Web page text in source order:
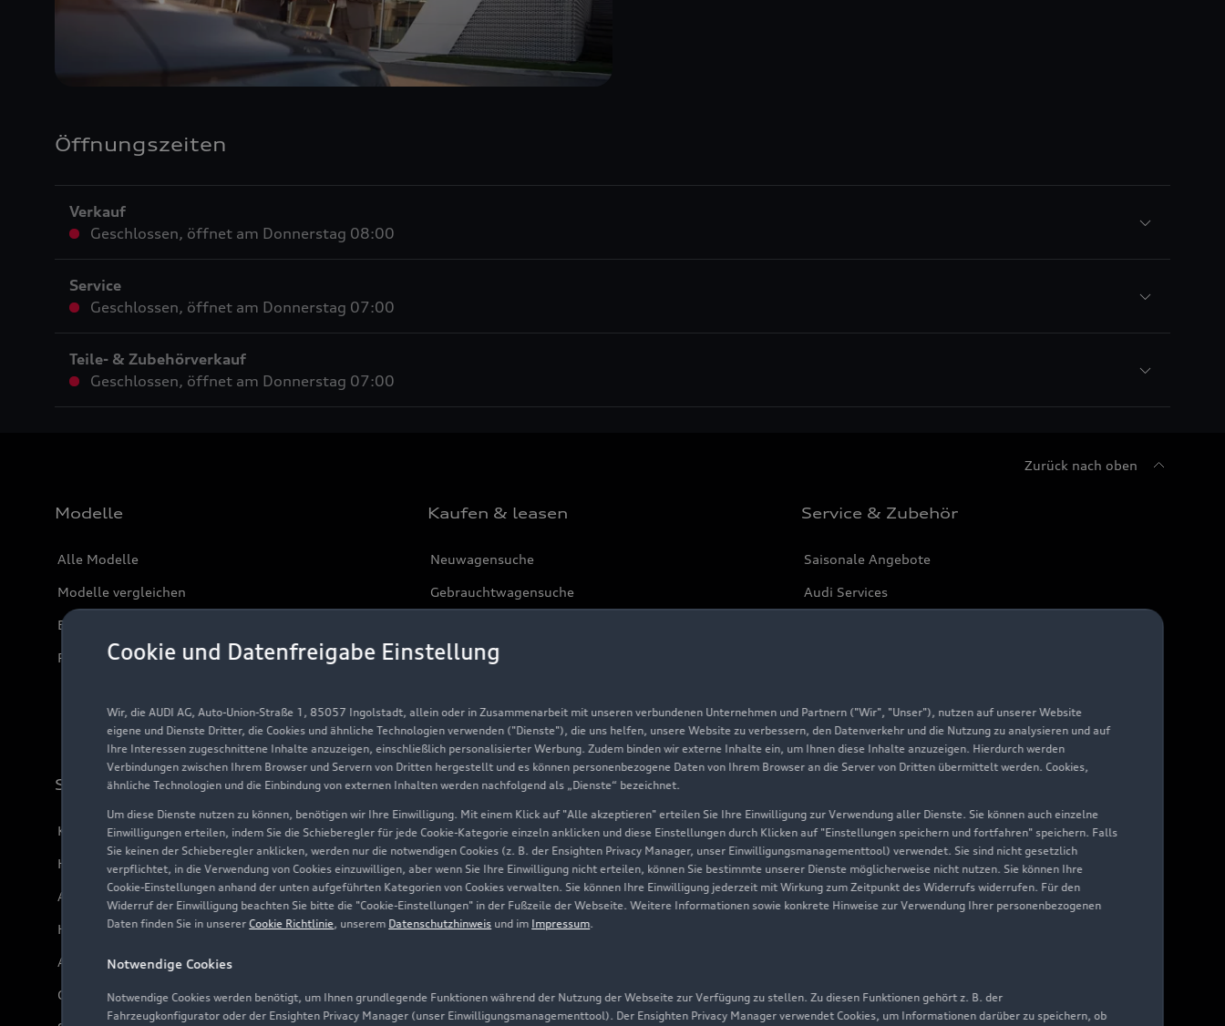
Cookie und Datenfreigabe Einstellung
Wir, die AUDI AG, Auto-Union-Straße 1, 85057 Ingolstadt, allein oder in Zusammenarbeit mit unseren verbundenen Unternehmen und Partnern ("Wir", "Unser"), nutzen auf unserer Website
eigene und Dienste Dritter, die Cookies und ähnliche Technologien verwenden ("Dienste"), die uns helfen, unsere Website zu verbessern, den Datenverkehr und die Nutzung zu analysieren und auf
Ihre Interessen zugeschnittene Inhalte anzuzeigen, einschließlich personalisierter Werbung. Zudem binden wir externe Inhalte ein, um Ihnen diese Inhalte anzuzeigen. Hierdurch werden
Verbindungen zwischen Ihrem Browser und Servern von Dritten hergestellt und es können personenbezogene Daten von Ihrem Browser an die Server von Dritten übermittelt werden. Cookies,
ähnliche Technologien und die Einbindung von externen Inhalten werden nachfolgend als „Dienste“ bezeichnet.
Um diese Dienste nutzen zu können, benötigen wir Ihre Einwilligung. Mit einem Klick auf "Alle akzeptieren" erteilen Sie Ihre Einwilligung zur Verwendung aller Dienste. Sie können auch einzelne
Einwilligungen erteilen, indem Sie die Schieberegler für jede Cookie-Kategorie einzeln anklicken und diese Einstellungen durch Klicken auf "Einstellungen speichern und fortfahren" speichern. Falls
Sie keinen der Schieberegler anklicken, werden nur die notwendigen Cookies (z. B. der Ensighten Privacy Manager, unser Einwilligungsmanagementtool) verwendet. Sie sind nicht gesetzlich
verpflichtet, in die Verwendung von Cookies einzuwilligen, aber wenn Sie Ihre Einwilligung nicht erteilen, können Sie bestimmte unserer Dienste möglicherweise nicht nutzen. Sie können Ihre
Cookie-Einstellungen anhand der unten aufgeführten Kategorien von Cookies verwalten. Sie können Ihre Einwilligung jederzeit mit Wirkung zum Zeitpunkt des Widerrufs widerrufen. Für den
Widerruf der Einwilligung beachten Sie bitte die "Cookie-Einstellungen" in der Fußzeile der Webseite. Weitere Informationen sowie konkrete Hinweise zur Verwendung Ihrer personenbezogenen
Daten finden Sie in unsererCookie Richtlinie, unserem Datenschutzhinweis und im Impressum.
Notwendige Cookies
Notwendige Cookies werden benötigt, um Ihnen grundlegende Funktionen während der Nutzung der Webseite zur Verfügung zu stellen. Zu diesen Funktionen gehört z. B. der
Fahrzeugkonfigurator oder der Ensighten Privacy Manager (unser Einwilligungsmanagementtool). Der Ensighten Privacy Manager verwendet Cookies, um Informationen darüber zu speichern, ob
Öffnungszeiten
Verkauf
Geschlossen, öffnet am Donnerstag 08:00
Service
Geschlossen, öffnet am Donnerstag 07:00
Teile- & Zubehörverkauf
Geschlossen, öffnet am Donnerstag 07:00
Zurück nach oben
Modelle
Alle Modelle
Modelle vergleichen
Elektromodelle
Plug-in-Hybride
Kaufen & leasen
Neuwagensuche
Gebrauchtwagensuche
Finanzierung
Geschäftskunden
Service & Zubehör
Saisonale Angebote
Audi Services
Support
Kundenservice
Händlersuche
Audi Code
Häufige Fragen (FAQ)
Audi Online Beratung
Online-Terminvereinbarung
Über Audi
Unternehmen
Karriere
Investor Relations
Presse & Media Center
Audi erleben